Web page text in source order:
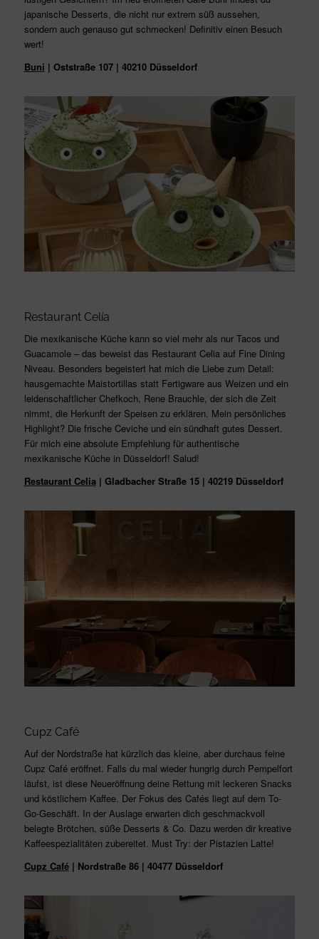
japanische Desserts, die nicht nur extrem süß aussehen,
sondern auch genauso gut schmecken! Definitiv einen Besuch
wert!
Buni | Oststraße 107 | 40210 Düsseldorf
Restaurant Celía
Die mexikanische Küche kann so viel mehr als nur Tacos und
Guacamole – das beweist das Restaurant Celia auf Fine Dining
Niveau. Besonders begeistert hat mich die Liebe zum Detail:
hausgemachte Maistortillas statt Fertigware aus Weizen und ein
leidenschaftlicher Chefkoch, Rene Brauchle, der sich die Zeit
nimmt, die Herkunft der Speisen zu erklären. Mein persönliches
Highlight? Die frische Ceviche und ein sündhaft gutes Dessert.
Für mich eine absolute Empfehlung für authentische
mexikanische Küche in Düsseldorf! Salud!
Restaurant Celia| Gladbacher Straße 15 | 40219 Düsseldorf
Cupz Café
Auf der Nordstraße hat kürzlich das kleine, aber durchaus feine
Cupz Café eröffnet. Falls du mal wieder hungrig durch Pempelfort
läufst, ist diese Neueröffnung deine Rettung mit leckeren Snacks
und köstlichem Kaffee. Der Fokus des Cafés liegt auf dem To-
Go-Geschäft. In der Auslage erwarten dich geschmackvoll
belegte Brötchen, süße Desserts & Co. Dazu werden dir kreative
Kaffeespezialitäten zubereitet. Must Try: der Pistazien Latte!
Cupz Café| Nordstraße 86 | 40477 Düsseldorf